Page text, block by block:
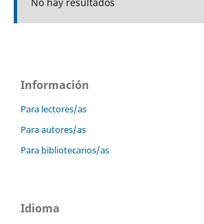
Información
Para lectores/as
Para autores/as
Para bibliotecarios/as
Idioma